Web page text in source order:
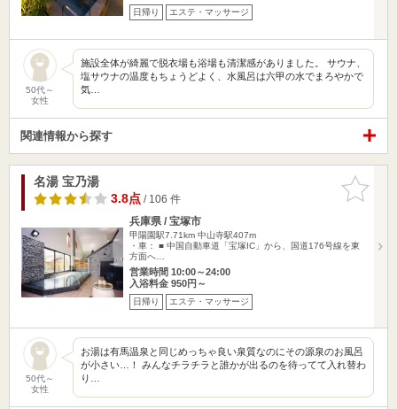
日帰り エステ・マッサージ
50代～
女性
施設全体が綺麗で脱衣場も浴場も清潔感がありました。 サウナ、
塩サウナの温度もちょうどよく、水風呂は六甲の水でまろやかで
気…
関連情報から探す
お気に入
りに追加
名湯 宝乃湯
3.8点/ 106 件
兵庫県 / 宝塚市
甲陽園駅7.71km 中山寺駅407m
・車： ■ 中国自動車道「宝塚IC」から、国道176号線を東
方面へ…
営業時間 10:00～24:00
入浴料金 950円～
日帰り エステ・マッサージ
50代～
女性
お湯は有馬温泉と同じめっちゃ良い泉質なのにその源泉のお風呂
が小さい…！ みんなチラチラと誰かが出るのを待ってて入れ替わ
り…